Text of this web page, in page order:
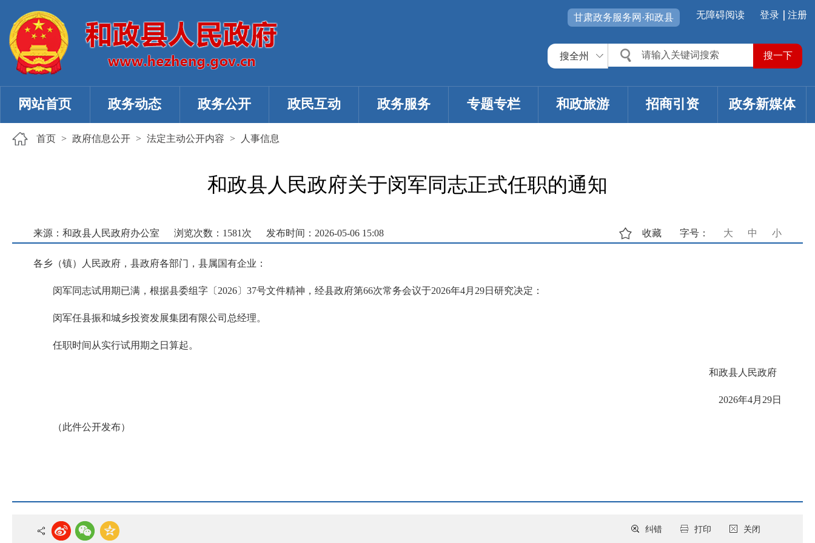
登录 注册
无障碍阅读
甘肃政务服务网·和政县
搜全州
网站首页 政务动态 政务公开 政民互动 政务服务 专题专栏 和政旅游 招商引资 政务新媒体
首页 > 政府信息公开 > 法定主动公开内容 > 人事信息
和政县人民政府关于闵军同志正式任职的通知
来源：和政县人民政府办公室 浏览次数： 1581 次 发布时间：2026-05-06 15:08 字号： 大 中 小
收藏
各乡（镇）人民政府，县政府各部门，县属国有企业：
闵军同志试用期已满，根据县委组字〔2026〕37号文件精神，经县政府第66次常务会议于2026年4月29日研究决定：
闵军任县振和城乡投资发展集团有限公司总经理。
任职时间从实行试用期之日算起。
和政县人民政府
2026年4月29日
（此件公开发布）
关闭
打印
纠错